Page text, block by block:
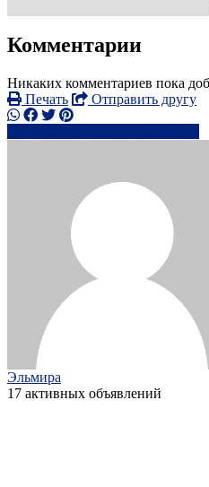
Комментарии
Никаких комментариев пока
Печать
Отправить другу
Эльмира
17 активных объявлений